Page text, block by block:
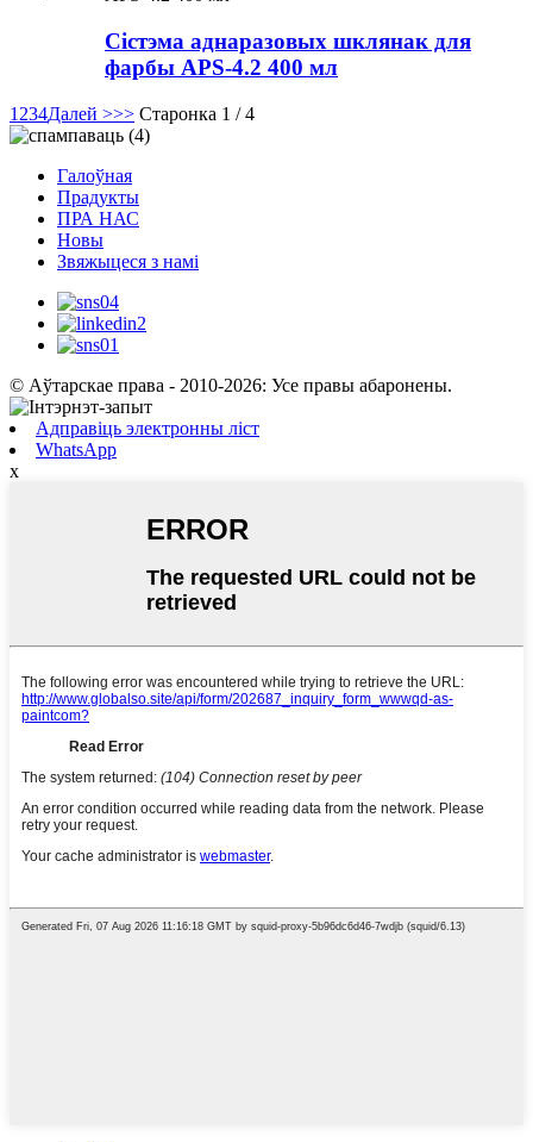
Сістэма аднаразовых шклянак для
фарбы APS-4.2 400 мл
1 234Далей >>> Старонка 1 / 4
Галоўная
Прадукты
ПРА НАС
Новы
Звяжыцеся з намі
© Аўтарскае права - 2010-2026: Усе правы абаронены.
Адправіць электронны ліст
WhatsApp
x